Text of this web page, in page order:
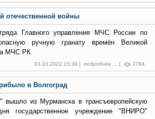
отечественной войны
Главного управления МЧС России по
ручную гранату времён Великой
МЧС РК.
03.10.2022 15:39 | подробнее ... | 2784
в Волгоград
вышло из Мурманска в трансъевропейскую
государственное учреждение "ВНИРО"